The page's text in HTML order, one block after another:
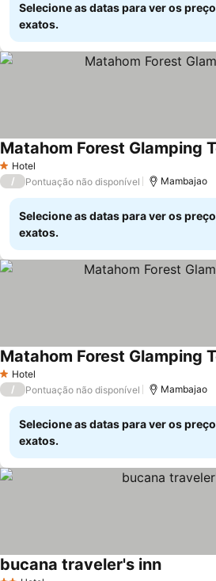
Selecione as datas para ver os
exatos.
1 Estrelas
Hotel
Matahom Forest Glamping
/ Pontuação não disponível Mambajao
Selecione as datas para ver os
exatos.
1 Estrelas
Hotel
Matahom Forest Glamping
/ Pontuação não disponível Mambajao
Selecione as datas para ver os
exatos.
bucana traveler's inn